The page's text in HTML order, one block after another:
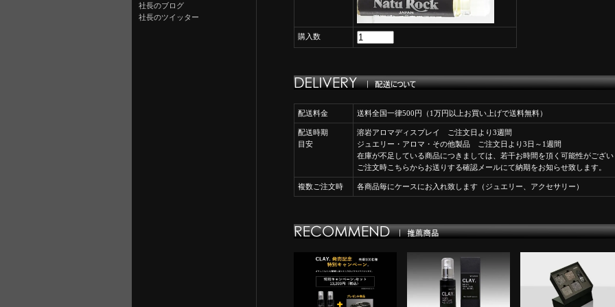
社長のブログ
社長のツイッター
購入数
配送料金 送料全国一律500円（1万円以上お買い上げで送料無料）
配送時期
目安
溶岩アロマディスプレイ ご注文日より3週間
ジュエリー・アロマ・その他製品 ご注文日より3日～1週間
在庫が不足している商品につきましては、若干お時間を頂く可能性がござ
ご注文時こちらからお送りする確認メールにて納期をお知らせ致します。
複数ご注文時 各商品毎にケースにお入れ致します（ジュエリー、アクセサリー）